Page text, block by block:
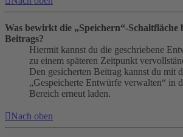
Was bewirkt die „Speichern“-Schaltfläche
Beitrags?
Hiermit kannst du die geschriebene
zu einem späteren Zeitpunkt
Den gesicherten Beitrag kannst du mit
„Gespeicherte Entwürfe verwalten“ in
Bereich erneut laden.
Nach oben